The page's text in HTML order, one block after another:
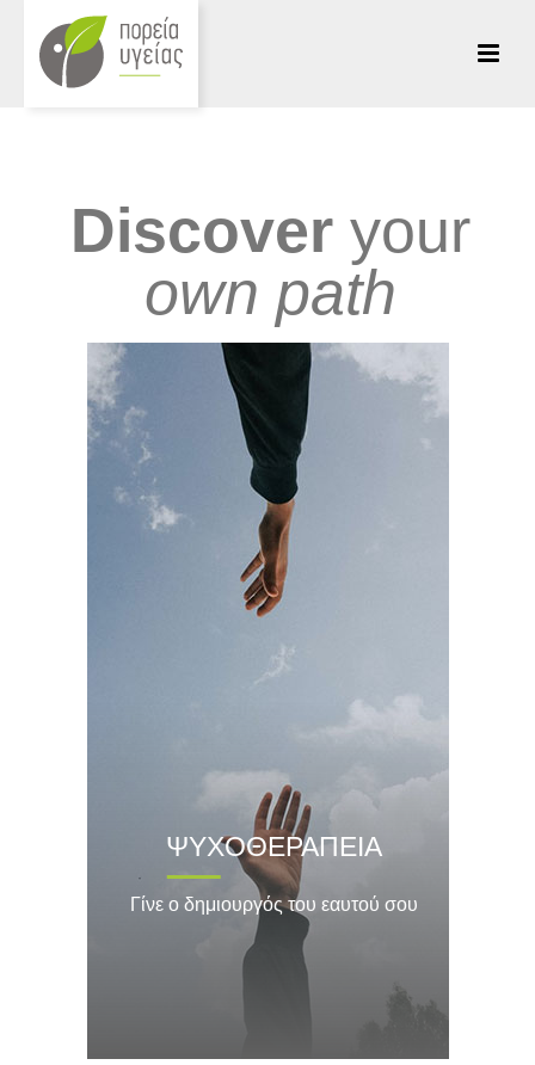
Discoveryour
own path
ΨΥΧΟΘΕΡΑΠΕΙΑ
Γίνε ο δημιουργός του εαυτού σου